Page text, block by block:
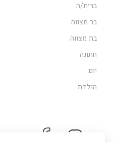
ברית/ה
בר מצווה
בת מצווה
חתונה
יום
הולדת